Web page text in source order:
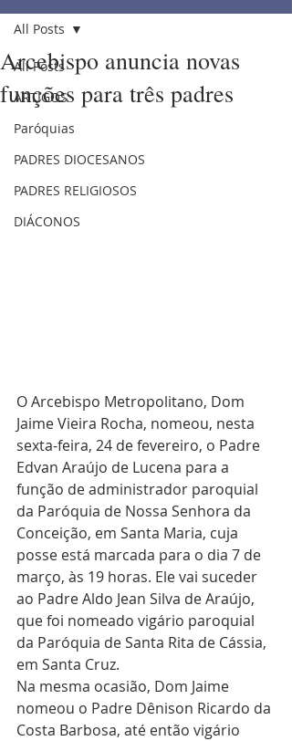
All Posts
ARTIGOS
Paróquias
PADRES DIOCESANOS
PADRES RELIGIOSOS
DIÁCONOS
All Posts
Arcebispo anuncia novas
funções para três padres
O Arcebispo Metropolitano, Dom
Jaime Vieira Rocha, nomeou, nesta
sexta-feira, 24 de fevereiro, o Padre
Edvan Araújo de Lucena para a
função de administrador paroquial
da Paróquia de Nossa Senhora da
Conceição, em Santa Maria, cuja
posse está marcada para o dia 7 de
março, às 19 horas. Ele vai suceder
ao Padre Aldo Jean Silva de Araújo,
que foi nomeado vigário paroquial
da Paróquia de Santa Rita de Cássia,
em Santa Cruz.
Na mesma ocasião, Dom Jaime
nomeou o Padre Dênison Ricardo da
Costa Barbosa, até então vigário